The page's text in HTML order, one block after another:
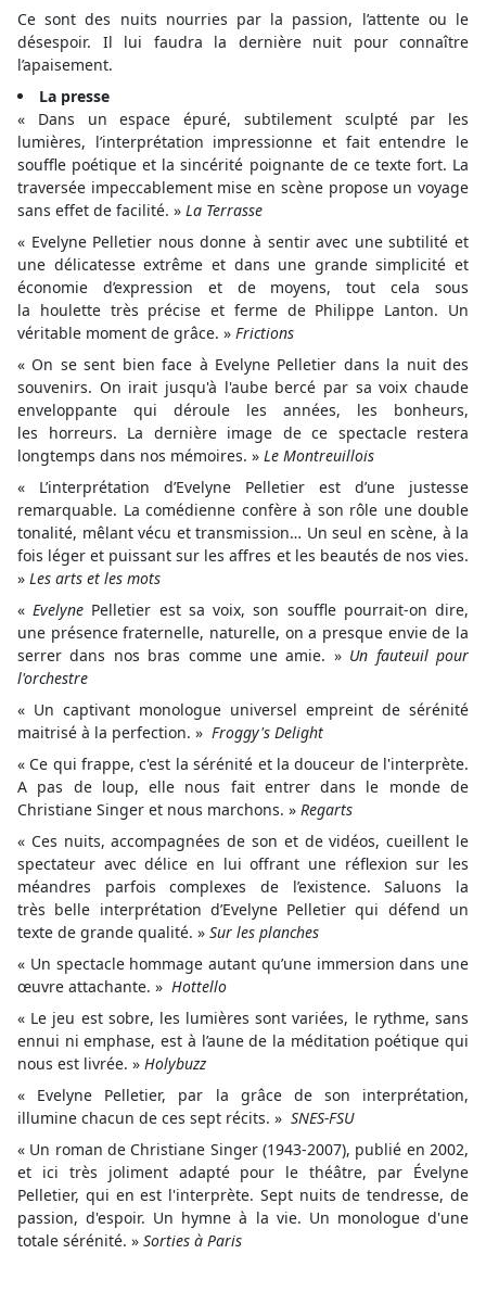
Ce sont des nuits nourries par la passion, l’attente ou le
désespoir. Il lui faudra la dernière nuit pour connaître
l’apaisement.
La presse
« Dans un espace épuré, subtilement sculpté par les
lumières, l’interprétation impressionne et fait entendre le
souffle poétique et la sincérité poignante de ce texte fort. La
traversée impeccablement mise en scène propose un voyage
sans effet de facilité. » La Terrasse
« Evelyne Pelletier nous donne à sentir avec une subtilité et
une délicatesse extrême et dans une grande simplicité et
économie d’expression et de moyens, tout cela sous
la houlette très précise et ferme de Philippe Lanton. Un
véritable moment de grâce. » Frictions
« On se sent bien face à Evelyne Pelletier dans la nuit des
souvenirs. On irait jusqu'à l'aube bercé par sa voix chaude
enveloppante qui déroule les années, les bonheurs,
les horreurs. La dernière image de ce spectacle restera
longtemps dans nos mémoires. » Le Montreuillois
« L’interprétation d’Evelyne Pelletier est d’une justesse
remarquable. La comédienne confère à son rôle une double
tonalité, mêlant vécu et transmission… Un seul en scène, à la
fois léger et puissant sur les affres et les beautés de nos vies.
» Les arts et les mots
«Evelyne Pelletier est sa voix, son souffle pourrait-on dire,
une présence fraternelle, naturelle, on a presque envie de la
serrer dans nos bras comme une amie. » Un fauteuil pour
l'orchestre
« Un captivant monologue universel empreint de sérénité
maitrisé à la perfection. » Froggy's Delight
« Ce qui frappe, c'est la sérénité et la douceur de l'interprète.
A pas de loup, elle nous fait entrer dans le monde de
Christiane Singer et nous marchons. » Regarts
« Ces nuits, accompagnées de son et de vidéos, cueillent le
spectateur avec délice en lui offrant une réflexion sur les
méandres parfois complexes de l’existence. Saluons la
très belle interprétation d’Evelyne Pelletier qui défend un
texte de grande qualité. » Sur les planches
« Un spectacle hommage autant qu’une immersion dans une
œuvre attachante. » Hottello
« Le jeu est sobre, les lumières sont variées, le rythme, sans
ennui ni emphase, est à l’aune de la méditation poétique qui
nous est livrée. » Holybuzz
« Evelyne Pelletier, par la grâce de son interprétation,
illumine chacun de ces sept récits. » SNES-FSU
« Un roman de Christiane Singer (1943-2007), publié en 2002,
et ici très joliment adapté pour le théâtre, par Évelyne
Pelletier, qui en est l'interprète. Sept nuits de tendresse, de
passion, d'espoir. Un hymne à la vie. Un monologue d'une
totale sérénité. » Sorties à Paris